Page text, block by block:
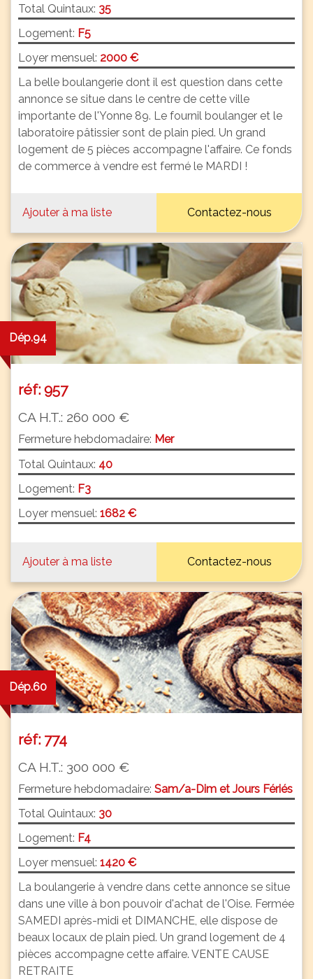
Total Quintaux: 35
Logement: F5
Loyer mensuel: 2000 €
La belle boulangerie dont il est question dans cette
annonce se situe dans le centre de cette ville
importante de l'Yonne 89. Le fournil boulanger et le
laboratoire pâtissier sont de plain pied. Un grand
logement de 5 pièces accompagne l'affaire. Ce fonds
de commerce à vendre est fermé le MARDI !
Ajouter à ma liste Contactez-nous
Dép.94
réf: 957
CA H.T.: 260 000 €
Fermeture hebdomadaire: Mer
Total Quintaux: 40
Logement: F3
Loyer mensuel: 1682 €
Ajouter à ma liste Contactez-nous
Dép.60
réf: 774
CA H.T.: 300 000 €
Fermeture hebdomadaire: Sam/a-Dim et Jours Fériés
Total Quintaux: 30
Logement: F4
Loyer mensuel: 1420 €
La boulangerie à vendre dans cette annonce se situe
dans une ville à bon pouvoir d'achat de l'Oise. Fermée
SAMEDI après-midi et DIMANCHE, elle dispose de
beaux locaux de plain pied. Un grand logement de 4
pièces accompagne cette affaire. VENTE CAUSE
RETRAITE